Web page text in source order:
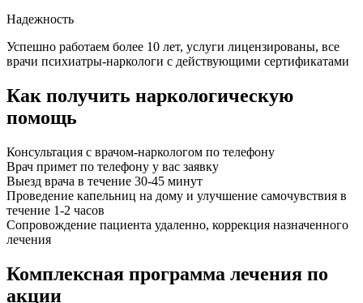
Надежность
Успешно работаем более 10 лет, услуги лицензированы, все
врачи психиатры-наркологи с действующими сертификатами
Как получить наркологическую
помощь
Консультация с врачом-наркологом по телефону
Врач примет по телефону у вас заявку
Выезд врача в течение 30-45 минут
Проведение капельниц на дому и улучшение самочувствия в
течение 1-2 часов
Сопровождение пациента удаленно, коррекция назначенного
лечения
Комплексная программа лечения по
акции